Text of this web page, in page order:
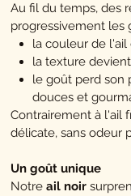
Au fil du temps, des
progressivement les
la couleur de
la texture
le goût perd son
douces et
Contrairement à l'ail
délicate, sans odeur
Un goût unique
Notreail noir